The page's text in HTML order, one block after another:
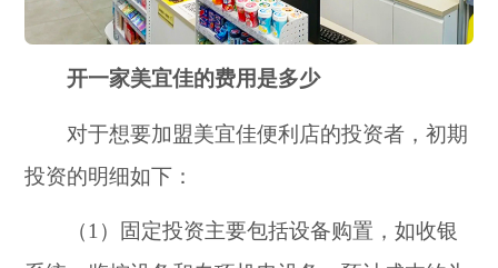
开一家美宜佳的费用是多少
对于想要加盟美宜佳便利店的投资者，初期
投资的明细如下：
（1）固定投资主要包括设备购置，如收银